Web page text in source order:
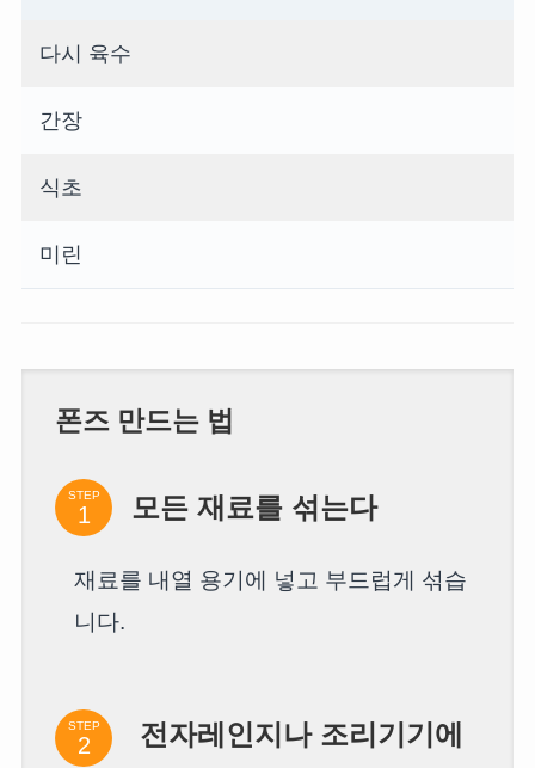
다시 육수
간장
식초
미린
폰즈 만드는 법
STEP 모든 재료를 섞는다
재료를 내열 용기에 넣고 부드럽게 섞습
니다.
STEP
전자레인지나 조리기기에